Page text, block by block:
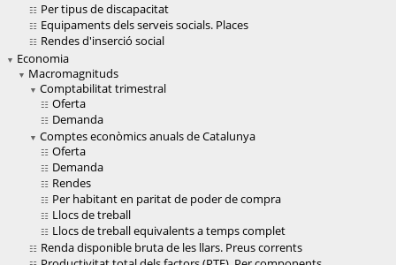
Per tipus de discapacitat
Equipaments dels serveis socials. Places
Rendes d'inserció social
Economia
Macromagnituds
Comptabilitat trimestral
Oferta
Demanda
Comptes econòmics anuals de Catalunya
Oferta
Demanda
Rendes
Per habitant en paritat de poder de compra
Llocs de treball
Llocs de treball equivalents a temps complet
Renda disponible bruta de les llars. Preus corrents